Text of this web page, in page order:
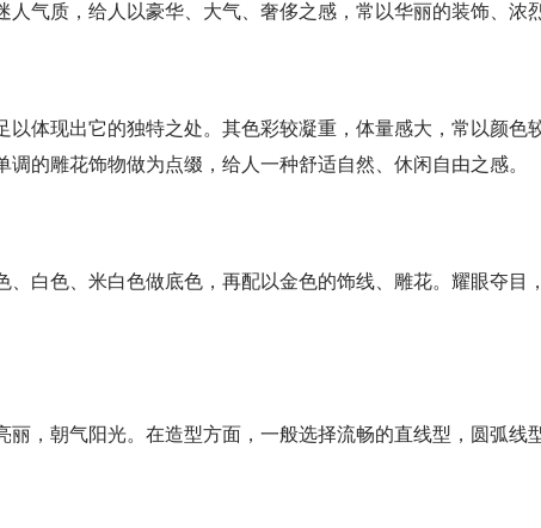
气质，给人以豪华、大气、奢侈之感，常以华丽的装饰、浓
体现出它的独特之处。其色彩较凝重，体量感大，常以颜色
的雕花饰物做为点缀，给人一种舒适自然、休闲自由之感。
白色、米白色做底色，再配以金色的饰线、雕花。耀眼夺
，朝气阳光。在造型方面，一般选择流畅的直线型，圆弧线